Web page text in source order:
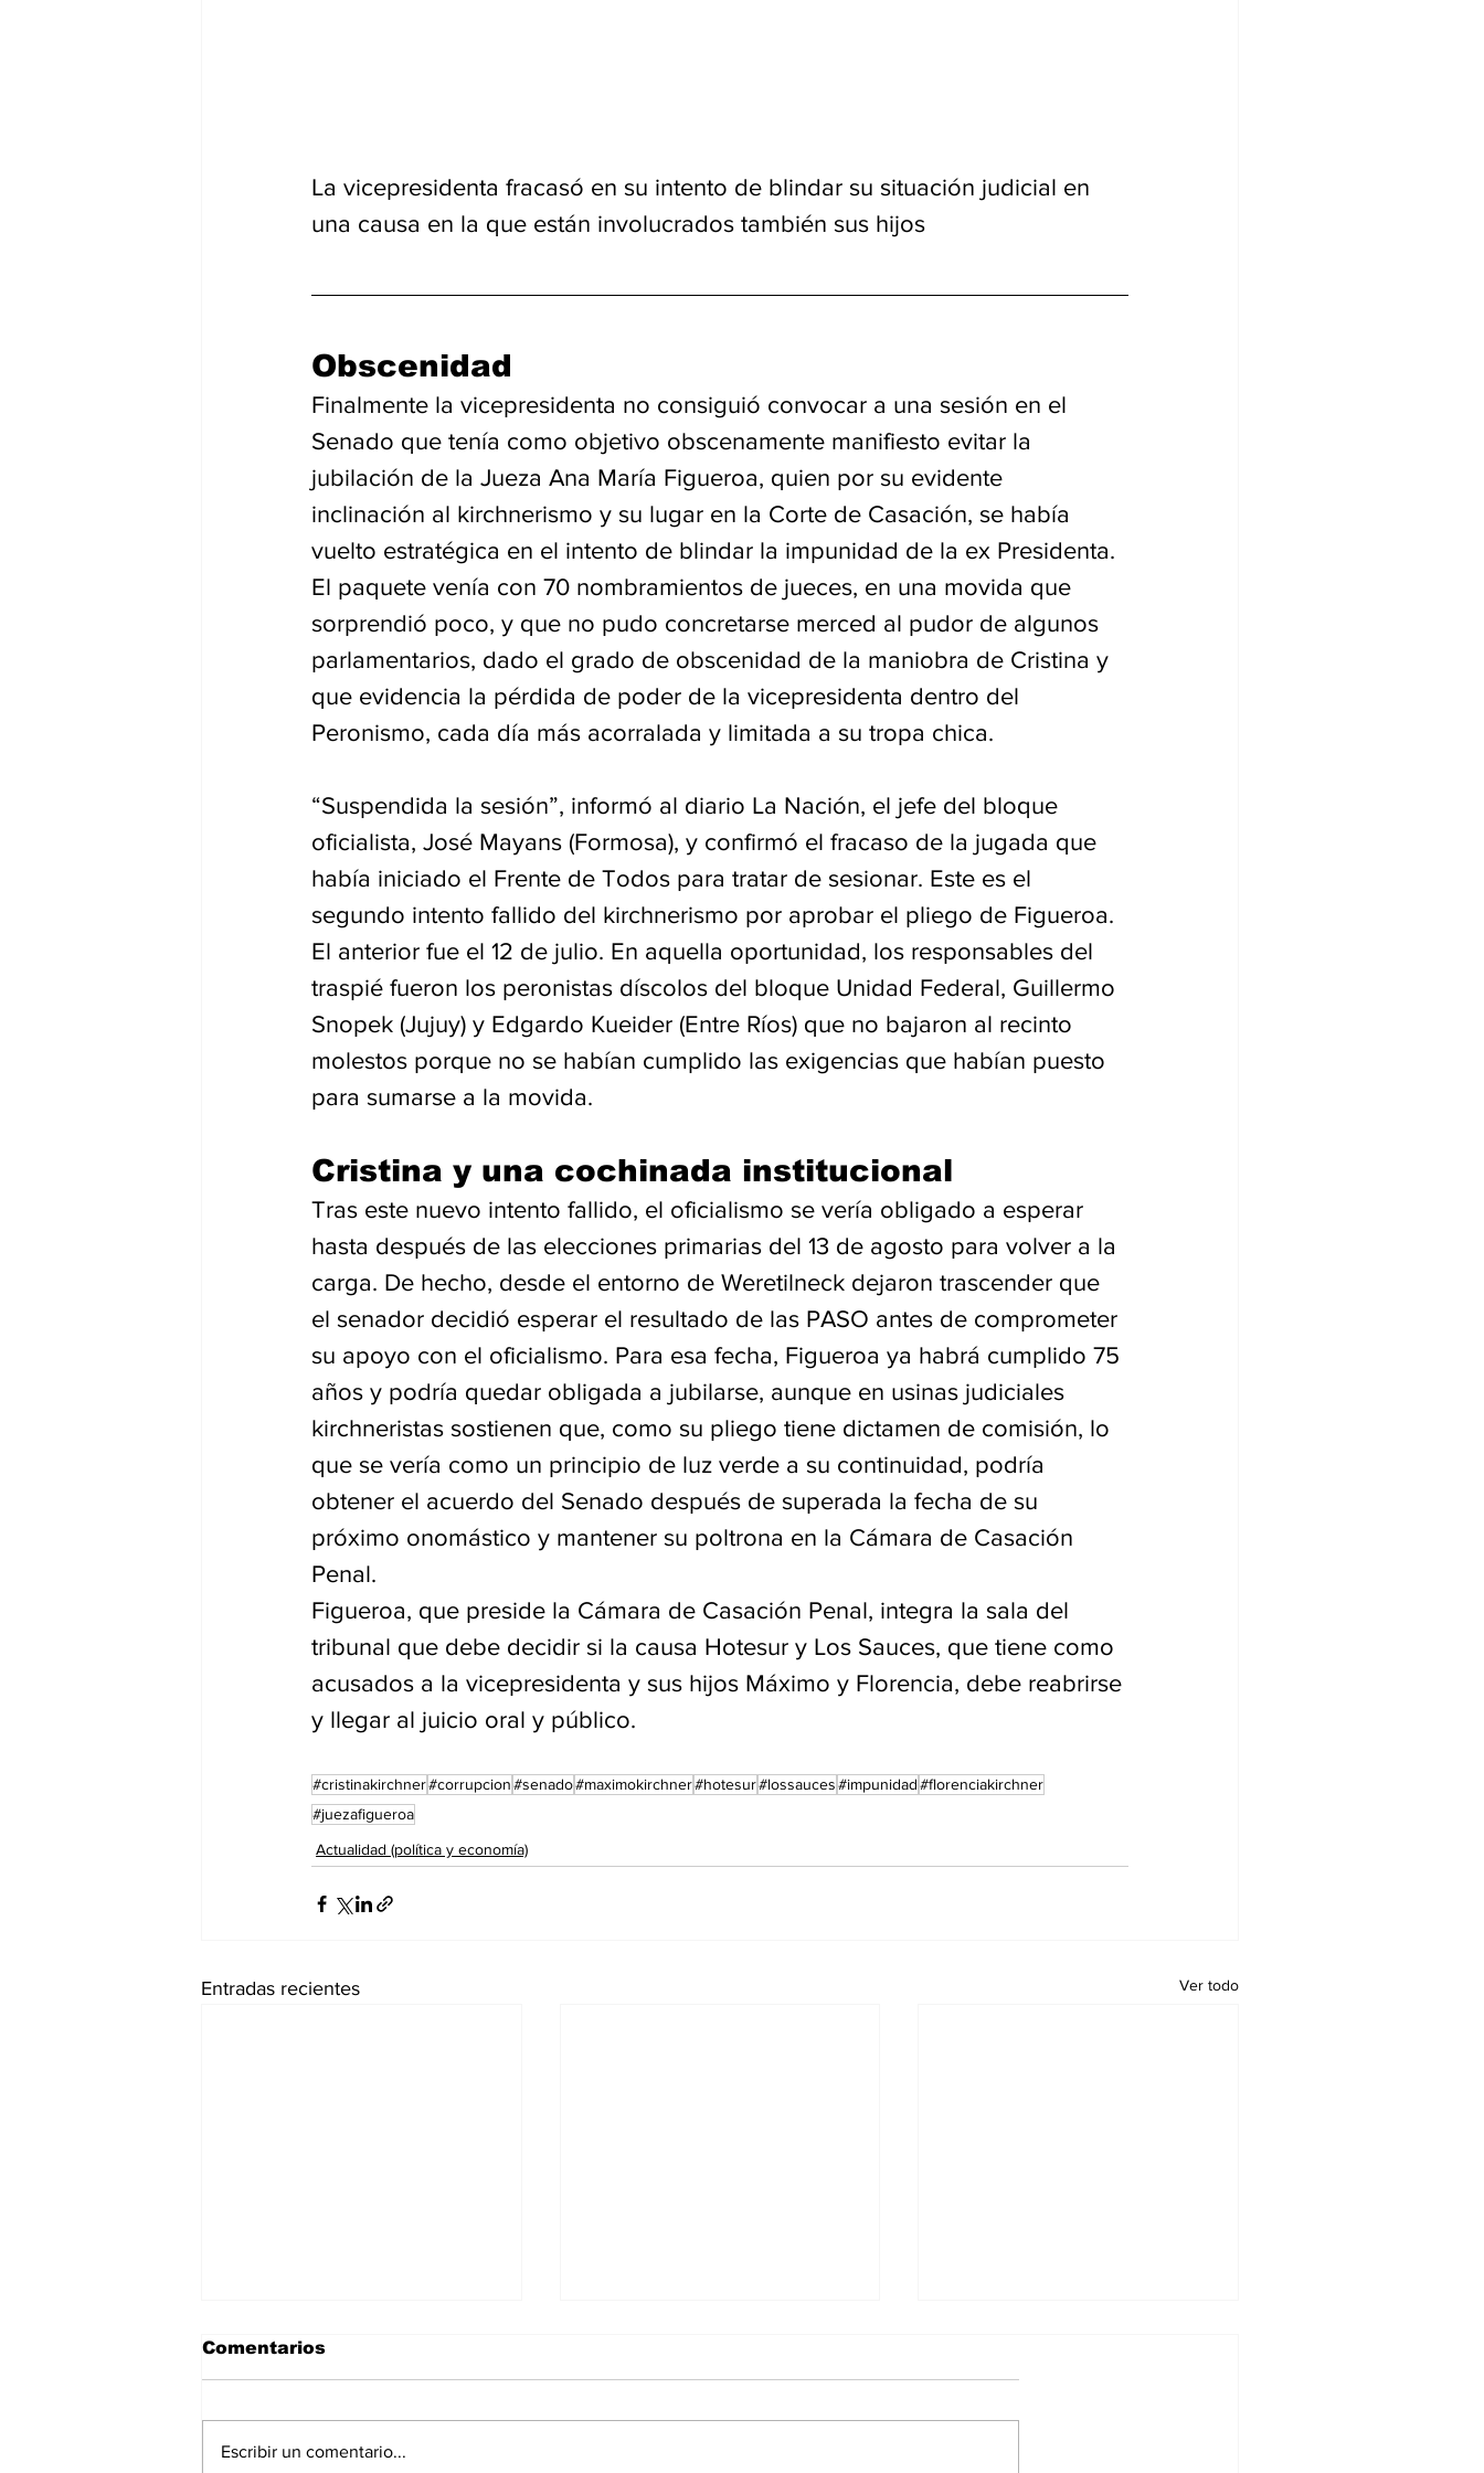
La vicepresidenta fracasó en su intento de blindar su situación judicial en
una causa en la que están involucrados también sus hijos
Obscenidad
Finalmente la vicepresidenta no consiguió convocar a una sesión en el
Senado que tenía como objetivo obscenamente manifiesto evitar la
jubilación de la Jueza Ana María Figueroa, quien por su evidente
inclinación al kirchnerismo y su lugar en la Corte de Casación, se había
vuelto estratégica en el intento de blindar la impunidad de la ex Presidenta.
El paquete venía con 70 nombramientos de jueces, en una movida que
sorprendió poco, y que no pudo concretarse merced al pudor de algunos
parlamentarios, dado el grado de obscenidad de la maniobra de Cristina y
que evidencia la pérdida de poder de la vicepresidenta dentro del
Peronismo, cada día más acorralada y limitada a su tropa chica.
“Suspendida la sesión”, informó al diario La Nación, el jefe del bloque
oficialista, José Mayans (Formosa), y confirmó el fracaso de la jugada que
había iniciado el Frente de Todos para tratar de sesionar. Este es el
segundo intento fallido del kirchnerismo por aprobar el pliego de Figueroa.
El anterior fue el 12 de julio. En aquella oportunidad, los responsables del
traspié fueron los peronistas díscolos del bloque Unidad Federal, Guillermo
Snopek (Jujuy) y Edgardo Kueider (Entre Ríos) que no bajaron al recinto
molestos porque no se habían cumplido las exigencias que habían puesto
para sumarse a la movida.
Cristina y una cochinada institucional
Tras este nuevo intento fallido, el oficialismo se vería obligado a esperar
hasta después de las elecciones primarias del 13 de agosto para volver a la
carga. De hecho, desde el entorno de Weretilneck dejaron trascender que
el senador decidió esperar el resultado de las PASO antes de comprometer
su apoyo con el oficialismo. Para esa fecha, Figueroa ya habrá cumplido 75
años y podría quedar obligada a jubilarse, aunque en usinas judiciales
kirchneristas sostienen que, como su pliego tiene dictamen de comisión, lo
que se vería como un principio de luz verde a su continuidad, podría
obtener el acuerdo del Senado después de superada la fecha de su
próximo onomástico y mantener su poltrona en la Cámara de Casación
Penal.
Figueroa, que preside la Cámara de Casación Penal, integra la sala del
tribunal que debe decidir si la causa Hotesur y Los Sauces, que tiene como
acusados a la vicepresidenta y sus hijos Máximo y Florencia, debe reabrirse
y llegar al juicio oral y público.
#cristinakirchner#corrupcion#senado#maximokirchner#hotesur#lossauces#impunidad#florenciakirchner
#juezafigueroa
Actualidad (política y economía)
Entradas recientes Ver todo
Comentarios
Escribir un comentario...